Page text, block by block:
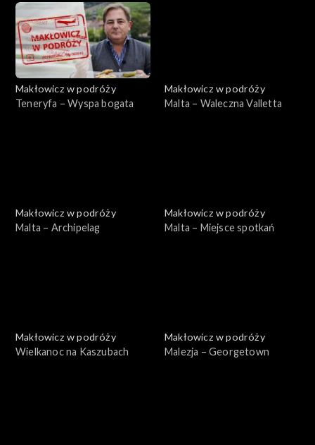
Makłowicz w podróży
Teneryfa – Wyspa bogata
Makłowicz w podróży
Malta – Waleczna Valletta
Makłowicz w podróży
Malta – Archipelag
Makłowicz w podróży
Malta – Miejsce spotkań
Makłowicz w podróży
Wielkanoc na Kaszubach
Makłowicz w podróży
Malezja – Georgetown